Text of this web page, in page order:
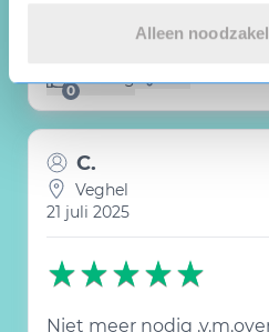
Alleen
0 (0 like)
C.
Veghel
21 juli 2025
Niet meer nodig